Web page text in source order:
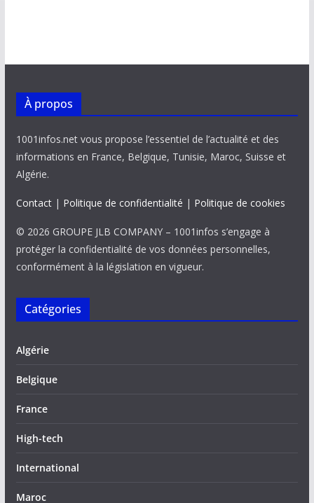
À propos
1001infos.net vous propose l’essentiel de l’actualité et des
informations en France, Belgique, Tunisie, Maroc, Suisse et
Algérie.
Contact| Politique de confidentialité | Politique de cookies
© 2026 GROUPE JLB COMPANY – 1001infos s’engage à
protéger la confidentialité de vos données personnelles,
conformément à la législation en vigueur.
Catégories
Algérie
Belgique
France
High-tech
International
Maroc